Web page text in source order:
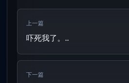
上一篇
吓死我了。..
下一篇